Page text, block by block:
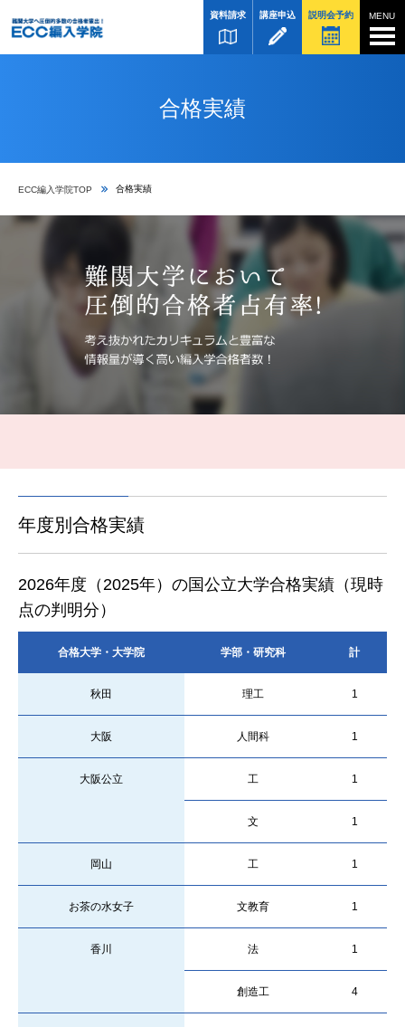
資料請求 講座申込 説明会予約
合格実績
ECC編入学院TOP 合格実績
年度別合格実績
2026年度（2025年）の国公立大学合格実績（現時
点の判明分）
合格大学・大学院 学部・研究科 計
秋田 理工 1
大阪 人間科 1
大阪公立 工 1
文 1
岡山 工 1
お茶の水女子 文教育 1
香川 法 1
創造工 4